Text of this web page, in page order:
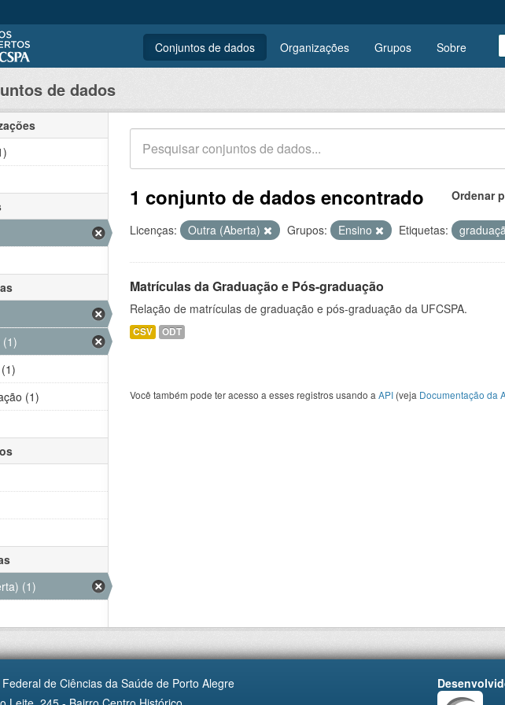
Conjuntos de dados Organizações Grupos Sobre
de dados
Ordenar
1 conjunto de dados encontrado
Licenças: Outra (Aberta) Grupos: Ensino Etiquetas:
Matrículas da Graduação e Pós-graduação
Relação de matrículas de graduação e pós-graduação da UFCSPA.
CSV ODT
Você também pode ter acesso a esses registros usando a API (veja Documentação da
(1)
(1)
(1)
de Ciências da Saúde de Porto Alegre